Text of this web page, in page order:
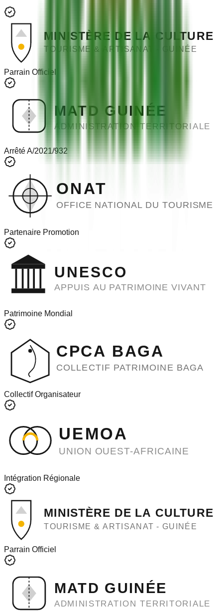
MINISTÈRE DE LA CULTURE
TOURISME & ARTISANAT - GUINÉE
Parrain Officiel
MATD GUINÉE
ADMINISTRATION TERRITORIALE
Arrêté A/2021/932
ONAT
OFFICE NATIONAL DU TOURISME
Partenaire Promotion
UNESCO
APPUIS AU PATRIMOINE VIVANT
Patrimoine Mondial
CPCA BAGA
COLLECTIF PATRIMOINE BAGA
Collectif Organisateur
UEMOA
UNION OUEST-AFRICAINE
Intégration Régionale
MINISTÈRE DE LA CULTURE
TOURISME & ARTISANAT - GUINÉE
Parrain Officiel
MATD GUINÉE
ADMINISTRATION TERRITORIALE